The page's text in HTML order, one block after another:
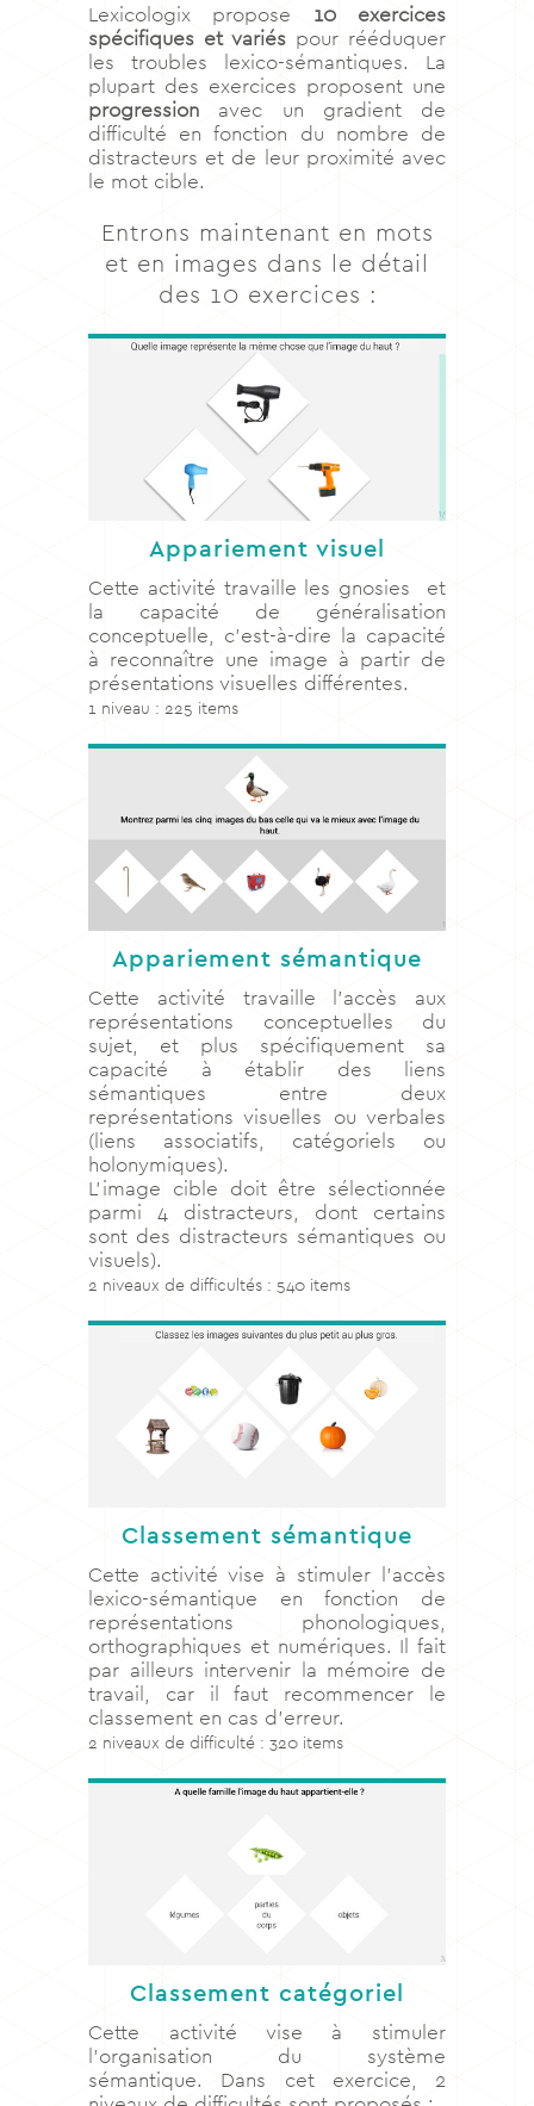
Lexicologix propose 10 exercices
spécifiques et variés pour rééduquer
les troubles lexico-sémantiques. La
plupart des exercices proposent une
progression avec un gradient de
difficulté en fonction du nombre de
distracteurs et de leur proximité avec
le mot cible.
Entrons maintenant en mots
et en images dans le détail
des 10 exercices :
Appariement visuel
Cette activité travaille les gnosies et
la capacité de généralisation
conceptuelle, c’est-à-dire la capacité
à reconnaître une image à partir de
présentations visuelles différentes.
1 niveau : 225 items
Appariement sémantique
Cette activité travaille l’accès aux
représentations conceptuelles du
sujet, et plus spécifiquement sa
capacité à établir des liens
sémantiques entre deux
représentations visuelles ou verbales
(liens associatifs, catégoriels ou
holonymiques).
L’image cible doit être sélectionnée
parmi 4 distracteurs, dont certains
sont des distracteurs sémantiques ou
visuels).
2 niveaux de difficultés : 540 items
Classement sémantique
Cette activité vise à stimuler l’accès
lexico-sémantique en fonction de
représentations phonologiques,
orthographiques et numériques. Il fait
par ailleurs intervenir la mémoire de
travail, car il faut recommencer le
classement en cas d’erreur.
2 niveaux de difficulté : 320 items
Classement catégoriel
Cette activité vise à stimuler
l’organisation du système
sémantique. Dans cet exercice, 2